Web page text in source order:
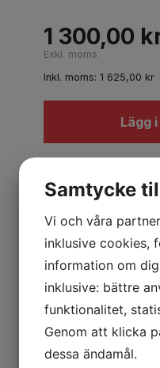
1 300,00
Exkl. moms
Inkl. moms: 1 625,00 kr
Lägg
Beskrivning
Ny typ av vinkel
anslag och
passar även till
gradering på
Längd: 1250 mm
Samtycke
Vi och våra
inklusive cookies,
information om
inklusive: bättre
funktionalitet,
Genom att klicka
dessa ändamål.